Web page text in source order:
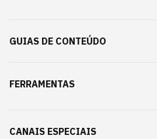
GUIAS DE CONTEÚDO
FERRAMENTAS
CANAIS ESPECIAIS